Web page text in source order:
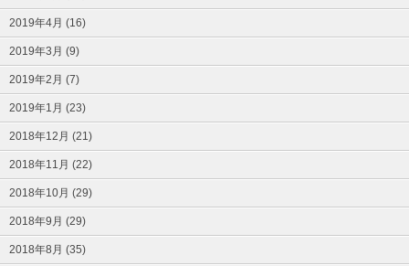
2019年4月 (16)
2019年3月 (9)
2019年2月 (7)
2019年1月 (23)
2018年12月 (21)
2018年11月 (22)
2018年10月 (29)
2018年9月 (29)
2018年8月 (35)